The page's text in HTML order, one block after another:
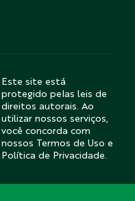
Este site está
protegido pelas leis de
direitos autorais. Ao
utilizar nossos serviços,
você concorda com
nossos Termos de Uso e
Política de Privacidade.